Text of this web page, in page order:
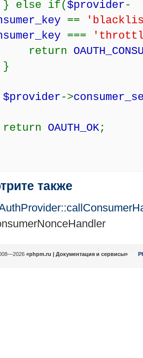
if($provider-
==
===
$provider->
OAUTH_OK;
также
«phpm.ru | Документация и сервисы»